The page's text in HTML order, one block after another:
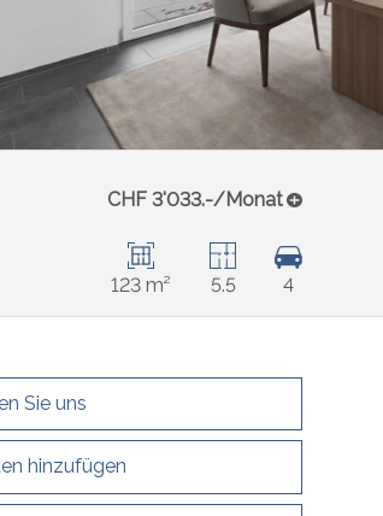
CHF 3'033.-/Monat
123 m² 5.5 4
Sie uns
hinzufügen